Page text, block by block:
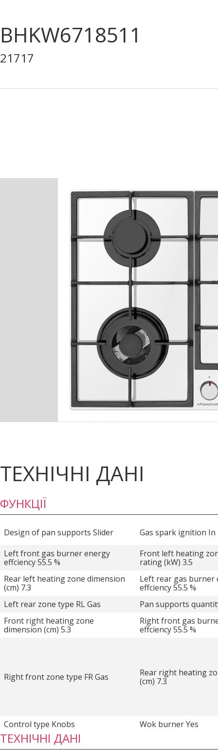
BHKW6718511
21717
ТЕХНІЧНІ ДАНІ
ФУНКЦІЇ
Design of pan supports Slider
Gas spark ignition In
Left front gas burner energy
effciency 55.5 %
Front left heating
rating (kW) 3.5
Rear left heating zone dimension
(cm) 7.3
Left rear gas burner
effciency 55.5 %
Left rear zone type RL Gas
Pan supports
Front right heating zone
dimension (cm) 5.3
Right front gas
effciency 55.5 %
Right front zone type FR Gas
Rear right heating
(cm) 7.3
Control type Knobs Wok burner Yes
ТЕХНІЧНІ ДАНІ